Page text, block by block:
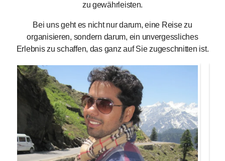
zu gewährleisten.
Bei uns geht es nicht nur darum, eine Reise zu
organisieren, sondern darum, ein unvergessliches
Erlebnis zu schaffen, das ganz auf Sie zugeschnitten ist.